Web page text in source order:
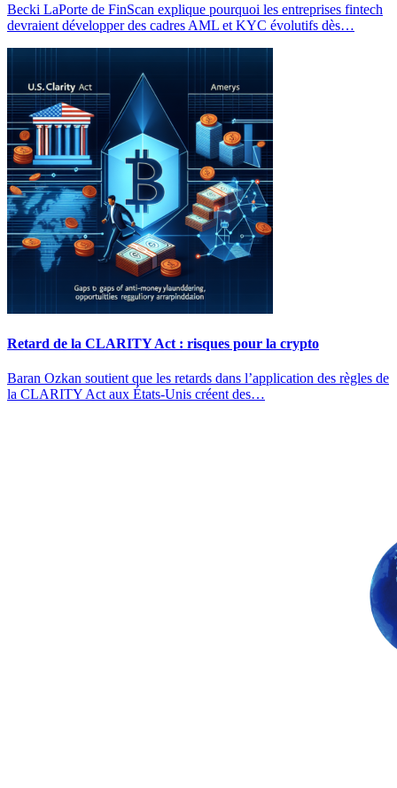
Becki LaPorte de FinScan explique pourquoi les entreprises fintech
devraient développer des cadres AML et KYC évolutifs dès…
Retard de la CLARITY Act : risques pour la crypto
Baran Ozkan soutient que les retards dans l’application des règles de
la CLARITY Act aux États-Unis créent des…